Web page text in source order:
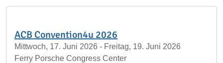
ACB Convention4u 2026
Mittwoch, 17. Juni 2026 - Freitag, 19. Juni 2026
Ferry Porsche Congress Center